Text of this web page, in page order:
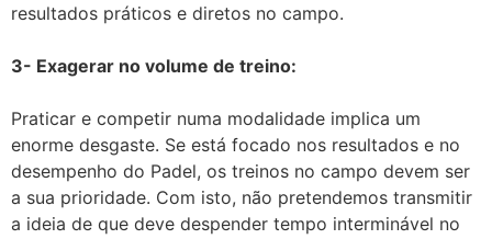
resultados práticos e diretos no campo.
3- Exagerar no volume de treino:
Praticar e competir numa modalidade implica um
enorme desgaste. Se está focado nos resultados e no
desempenho do Padel, os treinos no campo devem ser
a sua prioridade. Com isto, não pretendemos transmitir
a ideia de que deve despender tempo interminável no